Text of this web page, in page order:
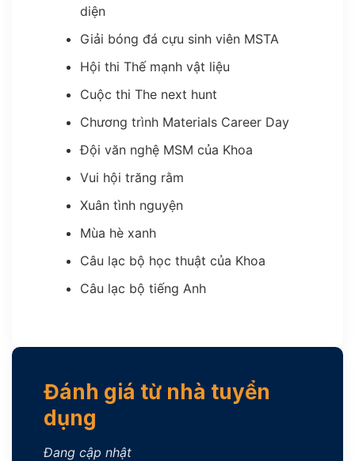
diện
Giải bóng đá cựu sinh viên MSTA
Hội thi Thế mạnh vật liệu
Cuộc thi The next hunt
Chương trình Materials Career Day
Đội văn nghệ MSM của Khoa
Vui hội trăng rằm
Xuân tình nguyện
Mùa hè xanh
Câu lạc bộ học thuật của Khoa
Câu lạc bộ tiếng Anh
Đánh giá từ nhà tuyển
dụng
Đang cập nhật